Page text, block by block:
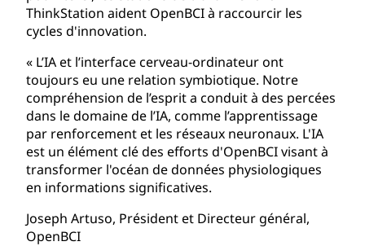
ThinkStation aident OpenBCI à raccourcir les
cycles d'innovation.
« L’IA et l’interface cerveau-ordinateur ont
toujours eu une relation symbiotique. Notre
compréhension de l’esprit a conduit à des percées
dans le domaine de l’IA, comme l’apprentissage
par renforcement et les réseaux neuronaux. L'IA
est un élément clé des efforts d'OpenBCI visant à
transformer l'océan de données physiologiques
en informations significatives.
Joseph Artuso, Président et Directeur général,
OpenBCI